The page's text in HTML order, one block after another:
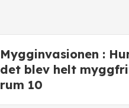
Mygginvasionen :
det blev helt
rum 10